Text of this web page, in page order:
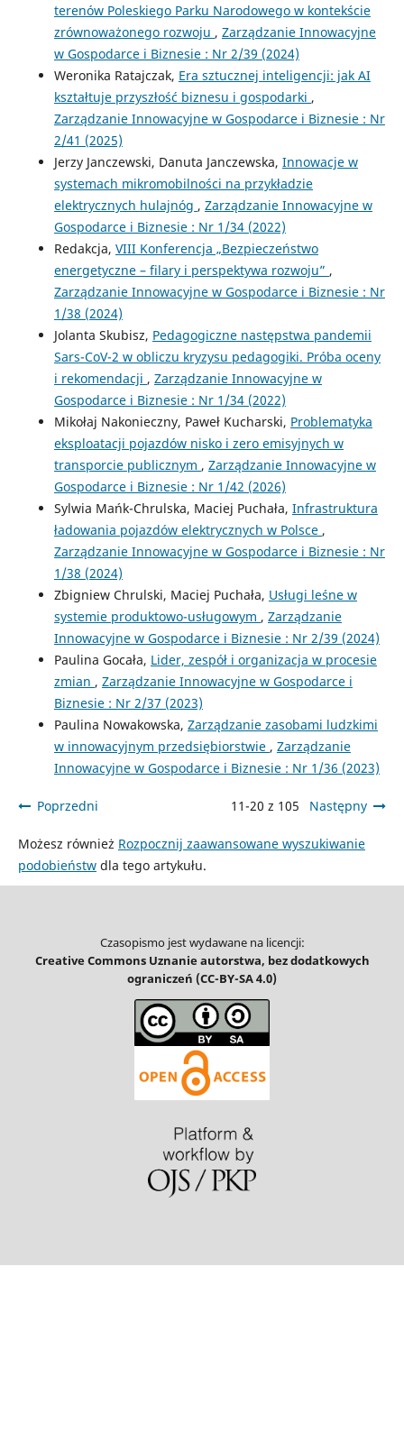
terenów Poleskiego Parku Narodowego w kontekście
zrównoważonego rozwoju , Zarządzanie Innowacyjne
w Gospodarce i Biznesie : Nr 2/39 (2024)
Weronika Ratajczak, Era sztucznej inteligencji: jak AI
kształtuje przyszłość biznesu i gospodarki ,
Zarządzanie Innowacyjne w Gospodarce i Biznesie : Nr
2/41 (2025)
Jerzy Janczewski, Danuta Janczewska, Innowacje w
systemach mikromobilności na przykładzie
elektrycznych hulajnóg , Zarządzanie Innowacyjne w
Gospodarce i Biznesie : Nr 1/34 (2022)
Redakcja, VIII Konferencja „Bezpieczeństwo
energetyczne – filary i perspektywa rozwoju” ,
Zarządzanie Innowacyjne w Gospodarce i Biznesie : Nr
1/38 (2024)
Jolanta Skubisz, Pedagogiczne następstwa pandemii
Sars-CoV-2 w obliczu kryzysu pedagogiki. Próba oceny
i rekomendacji , Zarządzanie Innowacyjne w
Gospodarce i Biznesie : Nr 1/34 (2022)
Mikołaj Nakonieczny, Paweł Kucharski, Problematyka
eksploatacji pojazdów nisko i zero emisyjnych w
transporcie publicznym , Zarządzanie Innowacyjne w
Gospodarce i Biznesie : Nr 1/42 (2026)
Sylwia Mańk-Chrulska, Maciej Puchała, Infrastruktura
ładowania pojazdów elektrycznych w Polsce ,
Zarządzanie Innowacyjne w Gospodarce i Biznesie : Nr
1/38 (2024)
Zbigniew Chrulski, Maciej Puchała, Usługi leśne w
systemie produktowo-usługowym , Zarządzanie
Innowacyjne w Gospodarce i Biznesie : Nr 2/39 (2024)
Paulina Gocała, Lider, zespół i organizacja w procesie
zmian , Zarządzanie Innowacyjne w Gospodarce i
Biznesie : Nr 2/37 (2023)
Paulina Nowakowska, Zarządzanie zasobami ludzkimi
w innowacyjnym przedsiębiorstwie , Zarządzanie
Innowacyjne w Gospodarce i Biznesie : Nr 1/36 (2023)
Poprzedni 11-20 z 105 Następny
Możesz również Rozpocznij zaawansowane wyszukiwanie
podobieństwdla tego artykułu.
Czasopismo jest wydawane na licencji:
Creative Commons Uznanie autorstwa, bez dodatkowych
ograniczeń (CC-BY-SA 4.0)